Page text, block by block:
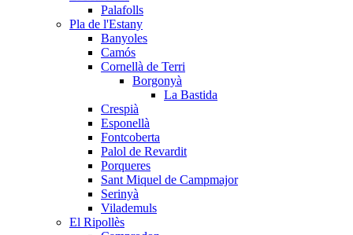
Palafolls
Pla de l'Estany
Banyoles
Camós
Cornellà de Terri
Borgonyà
La Bastida
Crespià
Esponellà
Fontcoberta
Palol de Revardit
Porqueres
Sant Miquel de Campmajor
Serinyà
Vilademuls
El Ripollès